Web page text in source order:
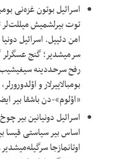
اسرائیل بوتون غزه‌نی
توت بیرلشمیش میللت‌لر
امن دئییل. اسرائیل
سرمیشدیر؛ گنج عسگرلر
رفح سرحددینه سیغیشیب
بومبالاییرلار و
«اؤلوم»-دن باشقا بیر
اسرائیل دونیانین بیر
اساس بیر سیاستی قیسا
اوتانمازجا